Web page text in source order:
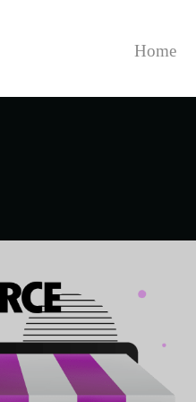
Home